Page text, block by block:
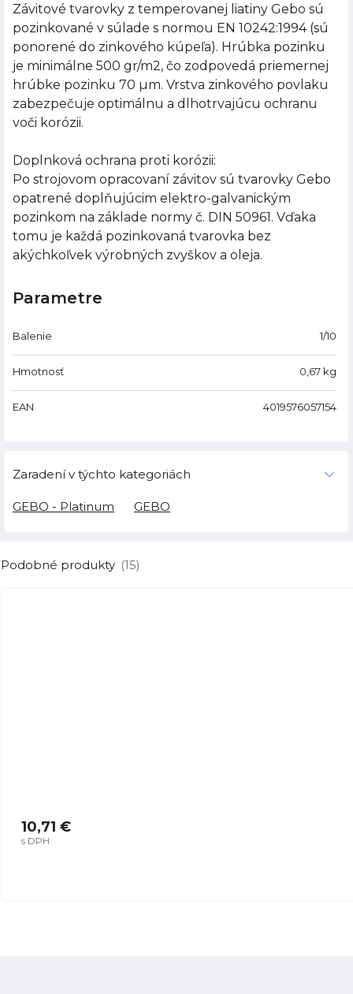
Závitové tvarovky z temperovanej liatiny Gebo sú
pozinkované v súlade s normou EN 10242:1994 (sú
ponorené do zinkového kúpeľa). Hrúbka pozinku
je minimálne 500 gr/m2, čo zodpovedá priemernej
hrúbke pozinku 70 µm. Vrstva zinkového povlaku
zabezpečuje optimálnu a dlhotrvajúcu ochranu
voči korózii.
Doplnková ochrana proti korózii:
Po strojovom opracovaní závitov sú tvarovky Gebo
opatrené doplňujúcim elektro-galvanickým
pozinkom na základe normy č. DIN 50961. Vďaka
tomu je každá pozinkovaná tvarovka bez
akýchkoľvek výrobných zvyškov a oleja.
Parametre
Balenie 1/10
Hmotnosť 0,67 kg
EAN 4019576057154
Zaradení v týchto kategoriách
GEBO - Platinum GEBO
Podobné produkty (15)
10,71 €
s DPH